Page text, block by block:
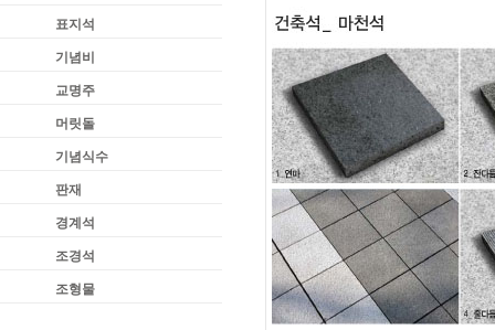
표지석
기념비
교명주
머릿돌
기념식수
판재
경계석
조경석
조형물